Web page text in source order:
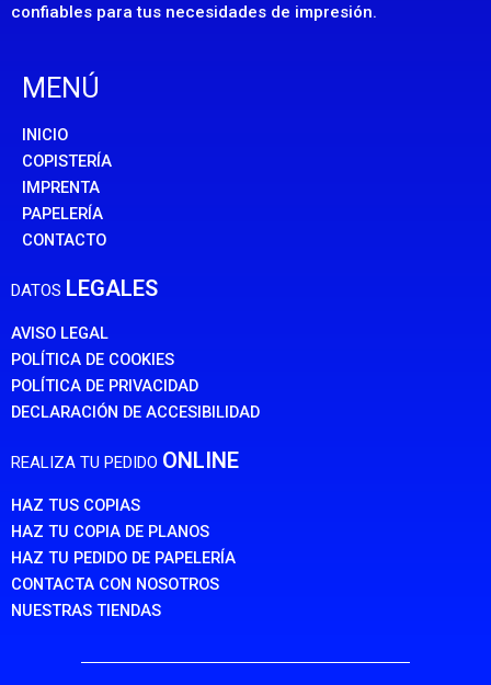
confiables para tus necesidades de impresión.
MENÚ
INICIO
COPISTERÍA
IMPRENTA
PAPELERÍA
CONTACTO
DATOS LEGALES
AVISO LEGAL
POLÍTICA DE COOKIES
POLÍTICA DE PRIVACIDAD
DECLARACIÓN DE ACCESIBILIDAD
REALIZA TU PEDIDO ONLINE
HAZ TUS COPIAS
HAZ TU COPIA DE PLANOS
HAZ TU PEDIDO DE PAPELERÍA
CONTACTA CON NOSOTROS
NUESTRAS TIENDAS